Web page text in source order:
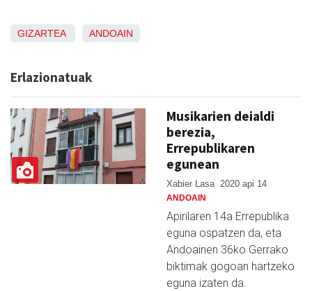
GIZARTEA ANDOAIN
Erlazionatuak
Musikarien deialdi
berezia,
Errepublikaren
egunean
Xabier Lasa 2020 api 14
ANDOAIN
Apirilaren 14a Errepublika
eguna ospatzen da, eta
Andoainen 36ko Gerrako
biktimak gogoan hartzeko
eguna izaten da.